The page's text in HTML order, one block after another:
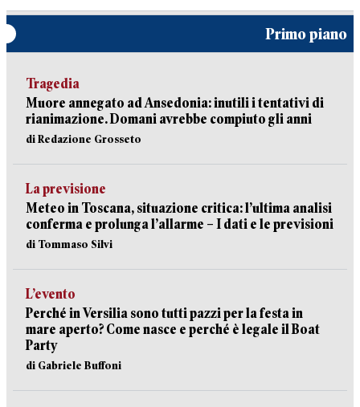
Primo piano
Tragedia
Muore annegato ad Ansedonia: inutili i tentativi di
rianimazione. Domani avrebbe compiuto gli anni
di Redazione Grosseto
La previsione
Meteo in Toscana, situazione critica: l’ultima analisi
conferma e prolunga l’allarme – I dati e le previsioni
di Tommaso Silvi
L’evento
Perché in Versilia sono tutti pazzi per la festa in
mare aperto? Come nasce e perché è legale il Boat
Party
di Gabriele Buffoni